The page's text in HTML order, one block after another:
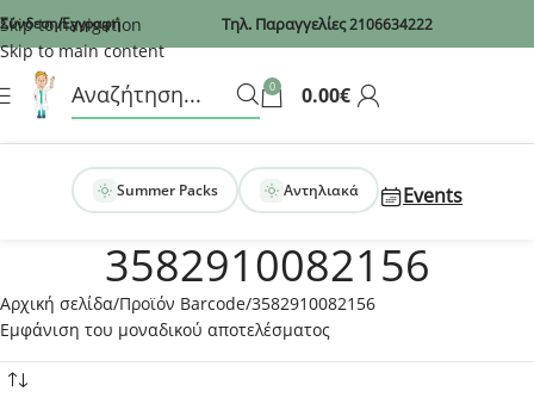
Recaptcha
Skip to navigation
Skip to main content
Σύνδεση/Εγγραφή Τηλ. Παραγγελίες2106634222
0 0.00€
Summer Packs Αντηλιακά Events
3582910082156
Αρχική σελίδα Προϊόν Barcode 3582910082156
Εμφάνιση του μοναδικού αποτελέσματος